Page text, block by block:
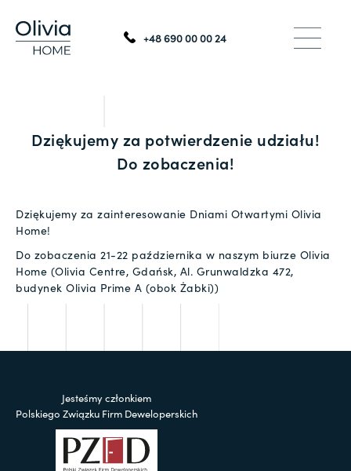
+48 690 00 00 24
Dziękujemy za potwierdzenie udziału!
Do zobaczenia!
Dziękujemy za zainteresowanie Dniami Otwartymi Olivia
Home!
Do zobaczenia 21-22 października w naszym biurze Olivia
Home (Olivia Centre, Gdańsk, Al. Grunwaldzka 472,
budynek Olivia Prime A (obok Żabki))
Jesteśmy członkiem
Polskiego Związku Firm Deweloperskich